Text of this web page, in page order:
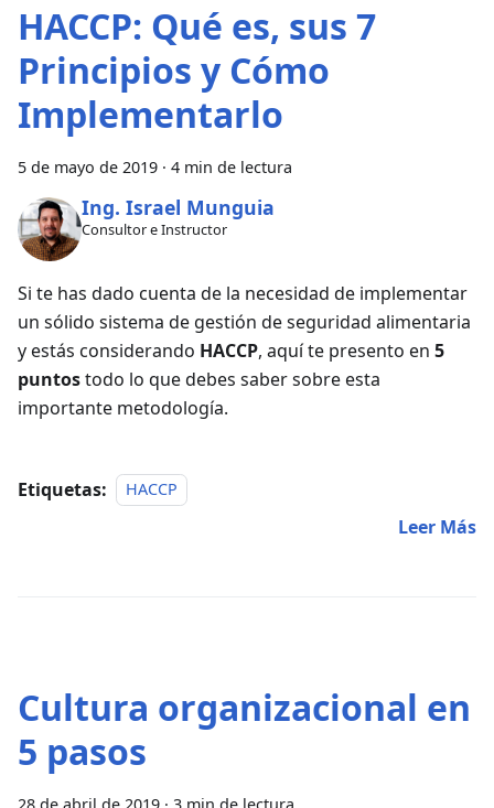
HACCP: Qué es, sus 7
Principios y Cómo
Implementarlo
5 de mayo de 2019 · 4 min de lectura
Ing. Israel Munguia
Consultor e Instructor
Si te has dado cuenta de la necesidad de implementar
un sólido sistema de gestión de seguridad alimentaria
y estás considerando HACCP, aquí te presento en 5
puntostodo lo que debes saber sobre esta
importante metodología.
Etiquetas: HACCP
Leer Más
Cultura organizacional en
5 pasos
28 de abril de 2019 · 3 min de lectura